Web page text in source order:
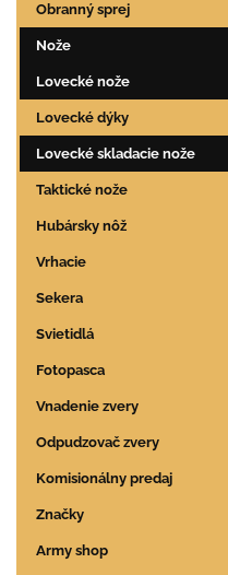
Obranný sprej
Nože
Lovecké nože
Lovecké dýky
Lovecké skladacie nože
Taktické nože
Hubársky nôž
Vrhacie
Sekera
Svietidlá
Fotopasca
Vnadenie zvery
Odpudzovač zvery
Komisionálny predaj
Značky
Army shop